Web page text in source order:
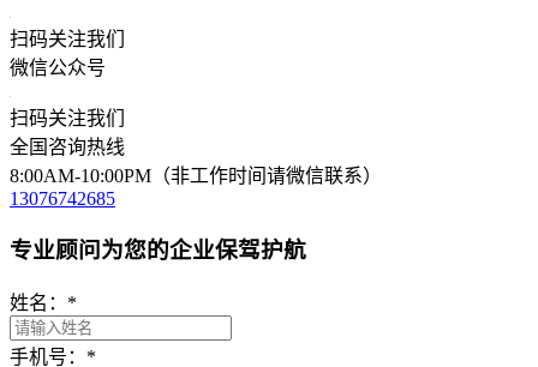
扫码关注我们
微信公众号
扫码关注我们
全国咨询热线
8:00AM-10:00PM（非工作时间请微信联系）
13076742685
专业顾问为您的企业保驾护航
姓名： *
手机号： *